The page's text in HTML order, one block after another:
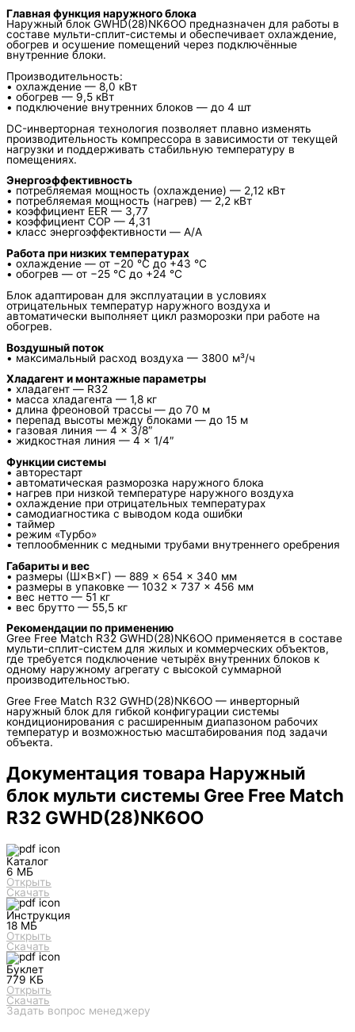
Главная функция наружного блока
Наружный блок GWHD(28)NK6OO предназначен для работы в
составе мульти-сплит-системы и обеспечивает охлаждение,
обогрев и осушение помещений через подключённые
внутренние блоки.
Производительность:
• охлаждение — 8,0 кВт
• обогрев — 9,5 кВт
• подключение внутренних блоков — до 4 шт
DC-инверторная технология позволяет плавно изменять
производительность компрессора в зависимости от текущей
нагрузки и поддерживать стабильную температуру в
помещениях.
Энергоэффективность
• потребляемая мощность (охлаждение) — 2,12 кВт
• потребляемая мощность (нагрев) — 2,2 кВт
• коэффициент EER — 3,77
• коэффициент COP — 4,31
• класс энергоэффективности — A/A
Работа при низких температурах
• охлаждение — от −20 °C до +43 °C
• обогрев — от −25 °C до +24 °C
Блок адаптирован для эксплуатации в условиях
отрицательных температур наружного воздуха и
автоматически выполняет цикл разморозки при работе на
обогрев.
Воздушный поток
• максимальный расход воздуха — 3800 м³/ч
Хладагент и монтажные параметры
• хладагент — R32
• масса хладагента — 1,8 кг
• длина фреоновой трассы — до 70 м
• перепад высоты между блоками — до 15 м
• газовая линия — 4 × 3/8″
• жидкостная линия — 4 × 1/4″
Функции системы
• авторестарт
• автоматическая разморозка наружного блока
• нагрев при низкой температуре наружного воздуха
• охлаждение при отрицательных температурах
• самодиагностика с выводом кода ошибки
• таймер
• режим «Турбо»
• теплообменник с медными трубами внутреннего оребрения
Габариты и вес
• размеры (Ш×В×Г) — 889 × 654 × 340 мм
• размеры в упаковке — 1032 × 737 × 456 мм
• вес нетто — 51 кг
• вес брутто — 55,5 кг
Рекомендации по применению
Gree Free Match R32 GWHD(28)NK6OO применяется в составе
мульти-сплит-систем для жилых и коммерческих объектов,
где требуется подключение четырёх внутренних блоков к
одному наружному агрегату с высокой суммарной
производительностью.
Gree Free Match R32 GWHD(28)NK6OO — инверторный
наружный блок для гибкой конфигурации системы
кондиционирования с расширенным диапазоном рабочих
температур и возможностью масштабирования под задачи
объекта.
Документация товара Наружный
блок мульти системы Gree Free Match
R32 GWHD(28)NK6OO
Каталог
6 МБ
Открыть
Скачать
Инструкция
18 МБ
Открыть
Скачать
Буклет
779 КБ
Открыть
Скачать
Задать вопрос менеджеру